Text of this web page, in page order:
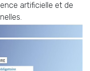
artificielle et de